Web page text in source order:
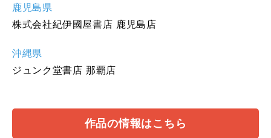
鹿児島県
株式会社紀伊國屋書店 鹿児島店
沖縄県
ジュンク堂書店 那覇店
作品の情報はこちら